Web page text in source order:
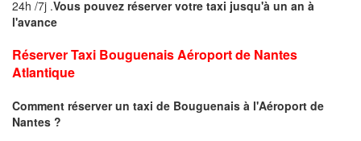
24h /7j .Vous pouvez réserver votre taxi jusqu'à un an à
l'avance
Réserver Taxi Bouguenais Aéroport de Nantes
Atlantique
Comment réserver un taxi de Bouguenais à l'Aéroport de
Nantes ?